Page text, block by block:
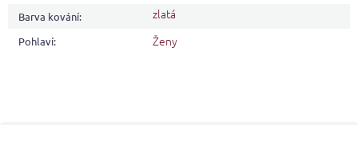
Barva kování: zlatá
Pohlaví: Ženy